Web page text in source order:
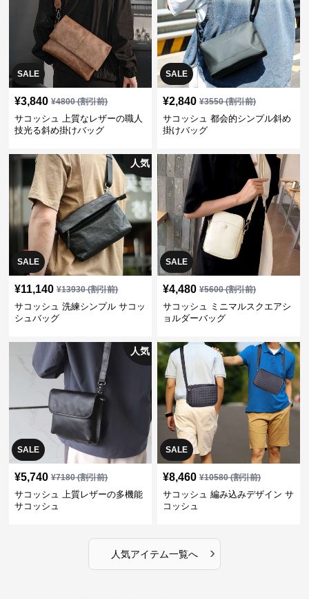
SALE
¥3,840 ¥4800(割引前)
サコッシュ 上質なレザーの職人
技光る斜め掛けバッグ
SALE
¥2,840 ¥3550(割引前)
サコッシュ 都会的シンプル斜め
掛けバッグ
SALE
人気
¥11,140 ¥13930(割引前)
サコッシュ 洗練シンプル サコッ
シュバッグ
SALE
¥4,480 ¥5600(割引前)
サコッシュ ミニマルスクエアシ
ョルダーバッグ
SALE
人気
¥5,740 ¥7180(割引前)
サコッシュ 上質レザーの多機能
サコッシュ
SALE
¥8,460 ¥10580(割引前)
サコッシュ 編み込みデザイン サ
コッシュ
人気アイテム一覧へ ›